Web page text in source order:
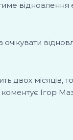
відновлення
двох
коментує Ігор